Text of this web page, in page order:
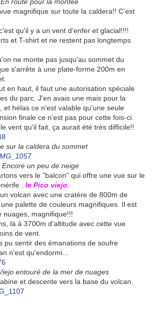
magnifique sur toute la caldera!! C'est
qu'il y a un vent d'enfer et glacial!!!!
et T-shirt et ne restent pas longtemps
ne monte pas jusqu'au sommet du
s'arrête à une plate-forme 200m en
en haut, il faut une autorisation spéciale
du parc. J'en avais une mais pour la
et hélas ce n'est valable qu'une seule
finale ce n'est pas pour cette fois-ci.
vent qu'il fait, ça aurait été très difficile!!
sur la caldera du sommet
Encore un peu de neige
vers le "balcon" qui offre une vue sur le
: le Pico viejo
volcan avec une cratère de 800m de
palette de couleurs magnifiques. Il est
nuages, magnifique!!!
là à 3700m d'altitude avec cette vue
de vent.
pu sentir des émanations de soufre
n'est qu'endormi...
entouré de la mer de nuages
et descente vers la base du volcan.